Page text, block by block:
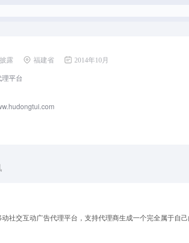
露 福建省 2014年10月
平台
社交互动广告代理平台，支持代理商生成一个完全属于自